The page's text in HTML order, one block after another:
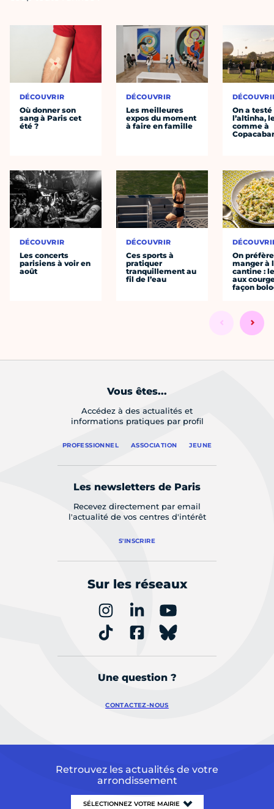
DÉCOUVRIR
Où donner son
sang à Paris cet
été ?
DÉCOUVRIR
Les concerts
parisiens à voir en
août
DÉCOUVRIR
Les meilleures
expos du moment
à faire en famille
DÉCOUVRIR
Ces sports à
pratiquer
tranquillement au
fil de l’eau
On a testé
l’altinha,
comme à
On préfère
manger à
cantine :
aux
façon
Vous êtes...
Accédez à des actualités et
informations pratiques par profil
PROFESSIONNEL ASSOCIATION JEUNE
Les newsletters de Paris
Recevez directement par email
l'actualité de vos centres d'intérêt
S'INSCRIRE
Sur les réseaux
Une question ?
CONTACTEZ-NOUS
Retrouvez les actualités de votre
arrondissement